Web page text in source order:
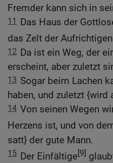
Fremder kann sich in
11 Das Haus der
das Zelt der Aufrichtigen
12 Da ist ein Weg, der
erscheint, aber zuletzt
13 Sogar beim Lachen
haben, und zuletzt {wird
14 Von seinen Wegen
Herzens ist, und von
satt} der gute Mann.
15 Der Einfältige[9]